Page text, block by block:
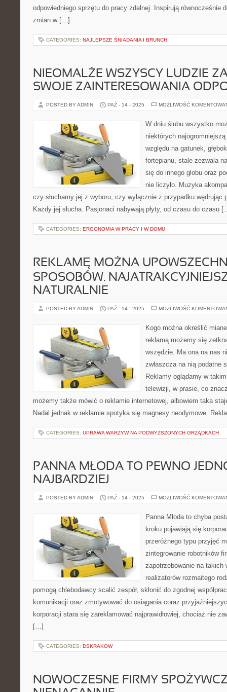
odpowiedniego sprzętu do pracy zdalnej. Inspirują równocześnie
zmian w […]
CATEGORIES: NAJLEPSZE ŚNIADANIA I BRUNCH
NIEOMALŻE WSZYSCY LUDZIE
SWOJE ZAINTERESOWANIA
POSTED BY ADMIN PAŹ - 14 - 2025 MOŻLIWOŚĆ
W dniu ślubu wszystko
niektórych
względu na gatunek,
fortepianu, stale zezwala
się do innego globu oraz
nie liczyło. Muzyka
czy słuchamy jej z wyboru, czy wyłącznie z przypadku wędrując
Każdy jej słucha. Pasjonaci nabywają płyty, od czasu do czasu
CATEGORIES: ERGONOMIA W PRACY I W DOMU
REKLAMĘ MOŻNA
SPOSOBÓW.
NATURALNIE
POSTED BY ADMIN PAŹ - 14 - 2025 MOŻLIWOŚĆ
Kogo można określić
reklamą możemy się
wszędzie. Ma ona na nas
zwłaszcza na nią podatne
Reklamy oglądamy w
telewizji, w prasie, co
możemy także mówić o reklamie internetowej, albowiem taka
Nadal jednak w reklamie spotyka się magnesy neodymowe.
CATEGORIES: UPRAWA WARZYW NA PODWYŻSZONYCH GRZĄDKACH
PANNA MŁODA TO PEWNO
NAJBARDZIEJ
POSTED BY ADMIN PAŹ - 14 - 2025 MOŻLIWOŚĆ
Panna Młoda to chyba
kroku pojawiają się
przeróżnego typu przyjęć
zintegrowanie robotników
zapotrzebowanie na takich
realizatorów rozmaitego
pomogą chlebodawcy scalić zespół, skłonić do zgodnej
komunikacji oraz zmotywować do osiągania coraz
korporacji stara się zareklamować najprawidłowiej, chociaż nie
[…]
CATEGORIES: DSKRAKOW
NOWOCZESNE FIRMY